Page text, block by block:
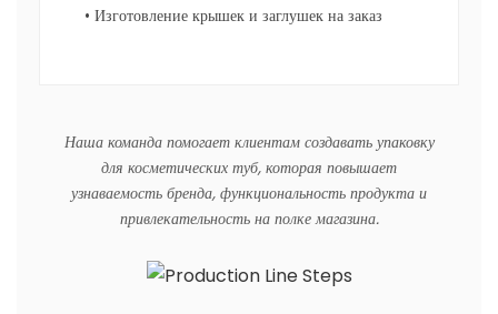
• Изготовление крышек и заглушек на заказ
Наша команда помогает клиентам создавать упаковку
для косметических туб, которая повышает
узнаваемость бренда, функциональность продукта и
привлекательность на полке магазина.